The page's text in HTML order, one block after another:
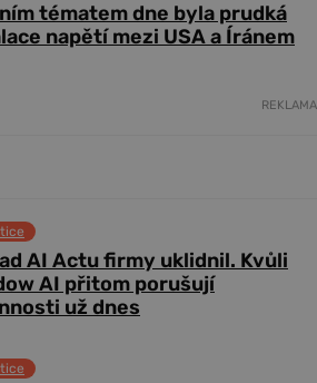
tématem dne byla prudká
napětí mezi USA a Íránem
REKLAMA
AI Actu firmy uklidnil. Kvůli
AI přitom porušují
už dnes